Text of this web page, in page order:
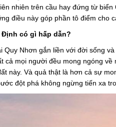
nhiên trên cầu hay đứng từ
điều này góp phần tô điểm cho
Định có gì hấp dẫn?
Quy Nhơn gắn liền với đời sống
cả mọi người đều mong ngóng
này. Và quả thật là hơn cả sự
đột phá không ngừng tiến xa